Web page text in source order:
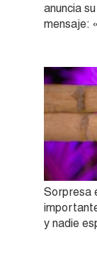
anuncia
mensaje:
Sorpresa
y nadie